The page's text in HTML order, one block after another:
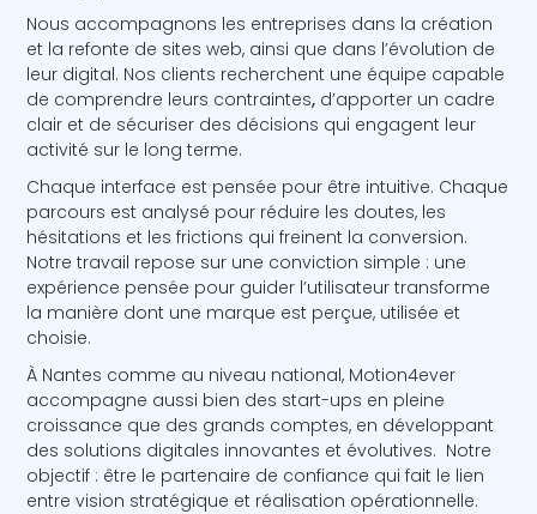
Nous accompagnons les entreprises dans la création
et la refonte de sites web, ainsi que dans l’évolution de
leur digital. Nos clients recherchent une équipe capable
de comprendre leurs contraintes, d’apporter un cadre
clair et de sécuriser des décisions qui engagent leur
activité sur le long terme.
Chaque interface est pensée pour être intuitive. Chaque
parcours est analysé pour réduire les doutes, les
hésitations et les frictions qui freinent la conversion.
Notre travail repose sur une conviction simple : une
expérience pensée pour guider l’utilisateur transforme
la manière dont une marque est perçue, utilisée et
choisie.
À Nantes comme au niveau national, Motion4ever
accompagne aussi bien des start-ups en pleine
croissance que des grands comptes, en développant
des solutions digitales innovantes et évolutives. Notre
objectif : être le partenaire de confiance qui fait le lien
entre vision stratégique et réalisation opérationnelle.